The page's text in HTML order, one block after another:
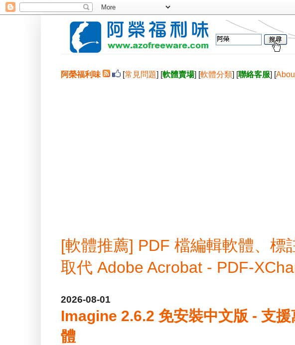
阿榮福利味 [常見問題] [軟體賣場] [軟體分類] [聯絡客服] [
[軟體推薦] PDF 檔編輯軟體、標
取代 Adobe Acrobat - PDF-
2026-08-01
Imagine 2.6.2 免安裝中文版 - 支
體